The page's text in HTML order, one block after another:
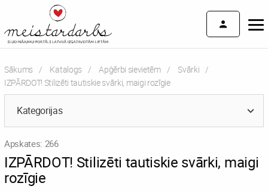
Sākums Katalogs Apģērbi sievietēm
Svārki
Current:
IZPĀRDOT! Stilizēti tautiskie svārki, maigi rozīgie
Kategorijas
Apskates: 266
IZPĀRDOT! Stilizēti tautiskie svārki, maigi
rozīgie